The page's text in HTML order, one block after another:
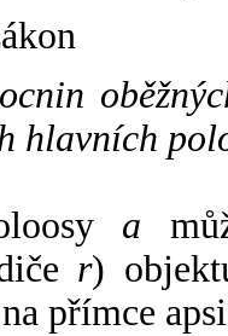
hlavních
a
r)
přímce